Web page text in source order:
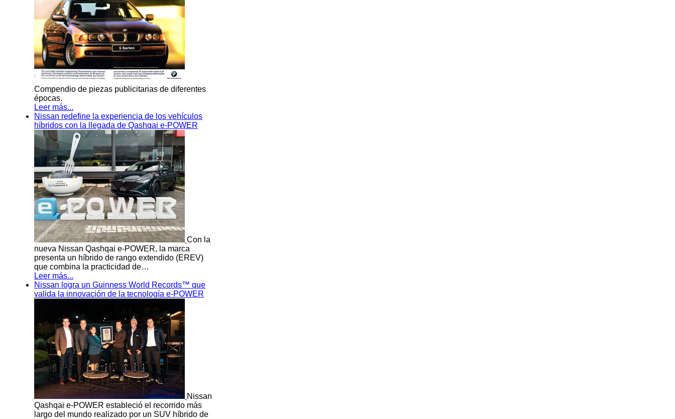
Compendio de piezas publicitarias de diferentes
épocas.
Leer más...
Nissan redefine la experiencia de los vehículos
híbridos con la llegada de Qashqai e-POWER
Con la
nueva Nissan Qashqai e-POWER, la marca
presenta un híbrido de rango extendido (EREV)
que combina la practicidad de…
Leer más...
Nissan logra un Guinness World Records™ que
valida la innovación de la tecnología e-POWER
Nissan
Qashqai e-POWER estableció el recorrido más
largo del mundo realizado por un SUV híbrido de